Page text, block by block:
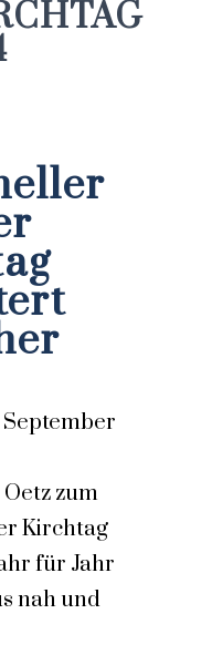
September
zum
Kirchtag
für Jahr
nah und